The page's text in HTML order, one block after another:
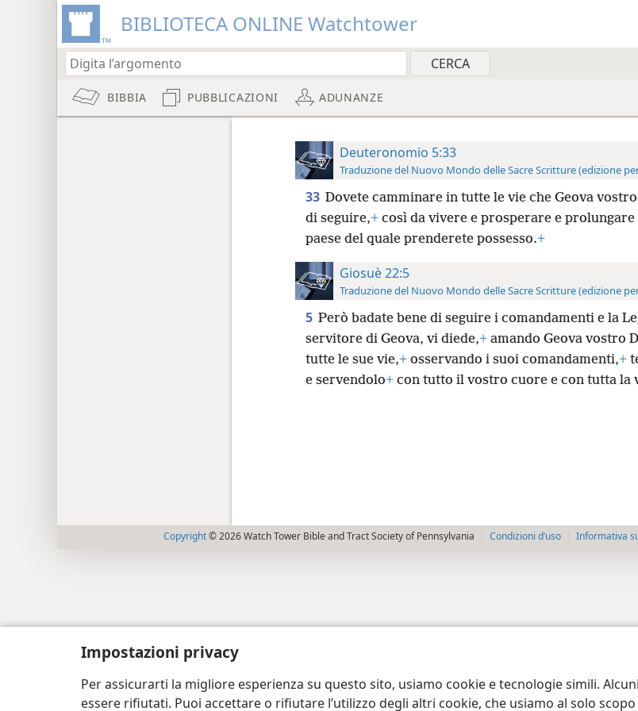
Impostazioni privacy
Per assicurarti la migliore esperienza su questo sito, usiamo cookie e tecnologie simili.
essere rifiutati. Puoi accettare o rifiutare l’utilizzo degli altri cookie, che usiamo al solo
BIBLIOTECA ONLINE Watchtower
BIBBIA PUBBLICAZIONI ADUNANZE
Deuteronomio 5:33
Traduzione del Nuovo Mondo delle Sacre Scritture (edizione
33 Dovete camminare in tutte le vie che Geova
di seguire,+così da vivere e prosperare e
paese del quale prenderete possesso.+
Giosuè 22:5
Traduzione del Nuovo Mondo delle Sacre Scritture (edizione
5 Però badate bene di seguire i comandamenti e la
servitore di Geova, vi diede,+amando Geova vostro
tutte le sue vie,+osservando i suoi comandamenti,+
e servendolo+con tutto il vostro cuore e con tutta la
Copyright© 2026 Watch Tower Bible and Tract Society of Pennsylvania Condizioni d’uso Informativa